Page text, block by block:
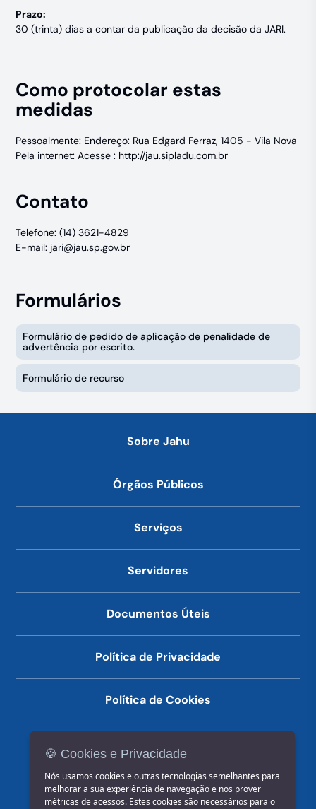
Prazo:
30 (trinta) dias a contar da publicação da decisão da JARI.
Como protocolar estas
medidas
Pessoalmente: Endereço: Rua Edgard Ferraz, 1405 - Vila Nova
Pela internet: Acesse : http://jau.sipladu.com.br
Contato
Telefone: (14) 3621-4829
E-mail: jari@jau.sp.gov.br
Formulários
Formulário de pedido de aplicação de penalidade de
advertência por escrito.
Formulário de recurso
Sobre Jahu
Órgãos Públicos
Serviços
Servidores
Documentos Úteis
Política de Privacidade
Política de Cookies
🍪 Cookies e Privacidade
Nós usamos cookies e outras tecnologias semelhantes para
melhorar a sua experiência de navegação e nos prover
métricas de acessos. Estes cookies são necessários para o